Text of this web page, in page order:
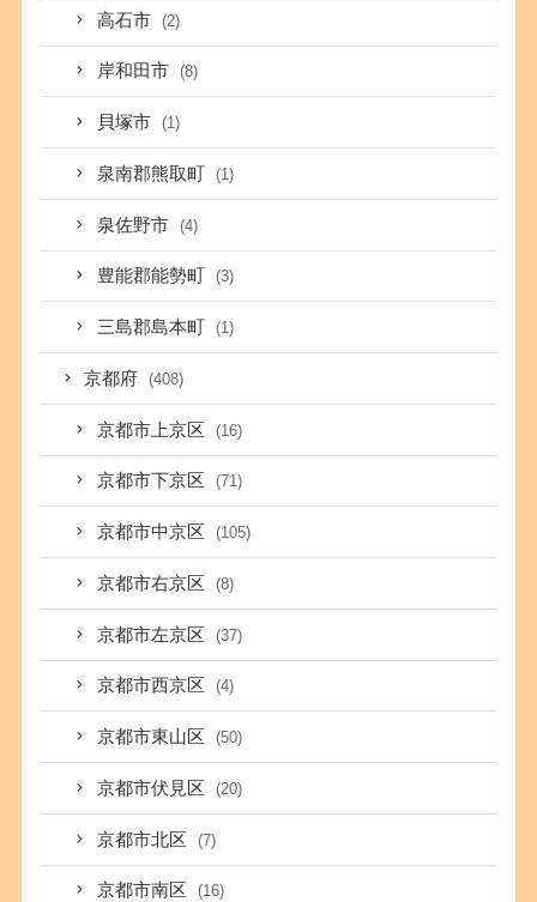
高石市 (2)
岸和田市 (8)
貝塚市 (1)
泉南郡熊取町 (1)
泉佐野市 (4)
豊能郡能勢町 (3)
三島郡島本町 (1)
京都府 (408)
京都市上京区 (16)
京都市下京区 (71)
京都市中京区 (105)
京都市右京区 (8)
京都市左京区 (37)
京都市西京区 (4)
京都市東山区 (50)
京都市伏見区 (20)
京都市北区 (7)
京都市南区 (16)